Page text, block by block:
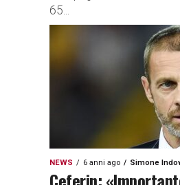
65...
NEWS 6 anni ago Simone